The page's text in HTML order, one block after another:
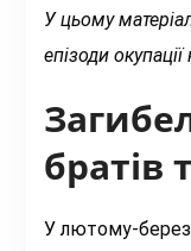
У цьому
епізоди
братів
У лютому-